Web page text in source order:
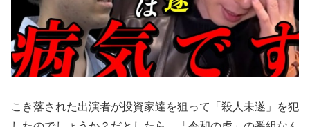
こき落された出演者が投資家達を狙って「殺人未遂」を犯